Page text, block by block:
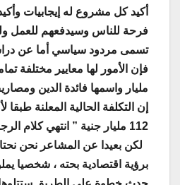
أكيد كل مشروع له إيجابيات
فرحة للناس وسيدفعهم للعمل
تسمى مردود سياسي أما عن
مليار واسمها فائدة الدين
إن التكلفة الحالية المعلنة
112 مليار جنية ” انتهي
لكن بعيدا عن المشاعر نحن
برؤية اقتصادية بحته ، شخصيا